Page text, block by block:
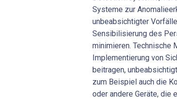
Systeme zur
unbeabsichtigter
Sensibilisierung des
minimieren. Technische
Implementierung von
beitragen,
zum Beispiel auch die
oder andere Geräte, die